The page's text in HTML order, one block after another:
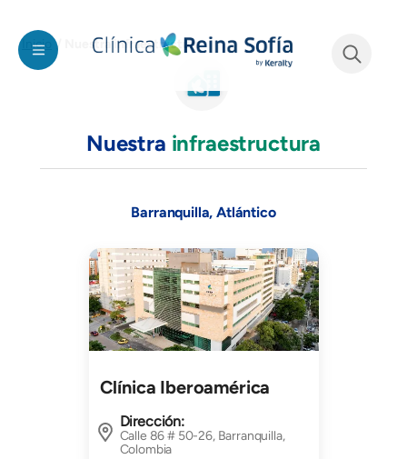
Inicio Nuestra infraestructura
Nuestra infraestructura
Barranquilla, Atlántico
Imagen
Clínica Iberoamérica
Dirección:
Calle 86 # 50-26, Barranquilla,
Colombia